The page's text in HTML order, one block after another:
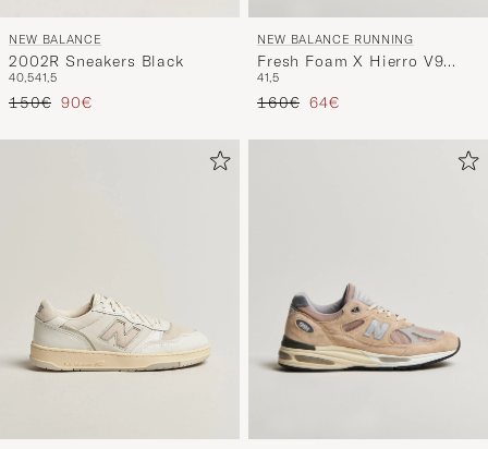
NEW BALANCE
2002R Sneakers Black
40,541,5
Regulärer Preis
150€ Reduzierter Preis
90€
NEW BALANCE RUNNING
Fresh Foam X Hierro V9
Black
41,5
Regulärer Preis
160€ Reduzierter Preis
64€